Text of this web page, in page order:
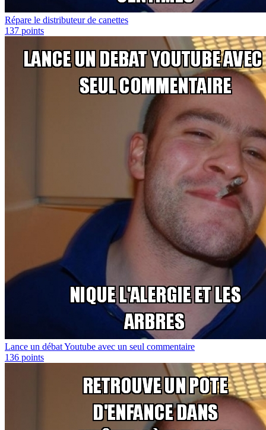
Répare le distributeur de canettes
137 points
Lance un débat Youtube avec un seul commentaire
136 points